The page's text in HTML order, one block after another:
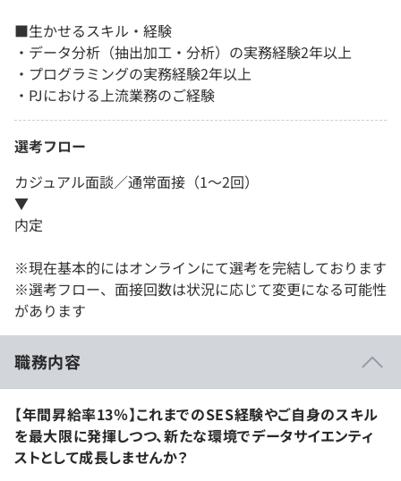
■生かせるスキル・経験
・データ分析（抽出加工・分析）の実務経験2年以上
・プログラミングの実務経験2年以上
・PJにおける上流業務のご経験
選考フロー
カジュアル面談／通常面接（1～2回）
▼
内定
※現在基本的にはオンラインにて選考を完結しております
※選考フロー、面接回数は状況に応じて変更になる可能性
があります
職務内容
【年間昇給率13％】これまでのSES経験やご自身のスキル
を最大限に発揮しつつ、新たな環境でデータサイエンティ
ストとして成長しませんか？